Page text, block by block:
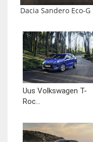
Dacia Sandero Eco-
Uus Volkswagen T-
Roc...